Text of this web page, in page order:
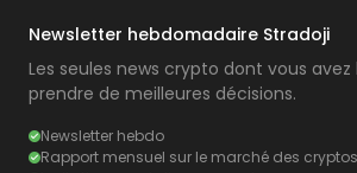
Newsletter hebdomadaire Stradoji
Les seules news crypto dont vous
prendre de meilleures décisions.
Newsletter hebdo
Rapport mensuel sur le marché des cryptos